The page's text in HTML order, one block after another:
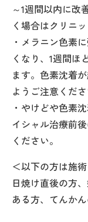
～1週間以内に改
く場合はクリニ
・メラニン色素
くなり、1週間ほ
ます。色素沈着
ようご注意くださ
・やけどや色素
イシャル治療前
ください。
＜以下の方は施
日焼け直後の方
ある方、てんか